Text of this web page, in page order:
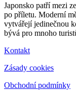
Japonsko patří mezi
po příletu. Moderní
vytvářejí jedinečnou
bývá pro mnoho
Kontakt
Zásady cookies
Obchodní podmínky